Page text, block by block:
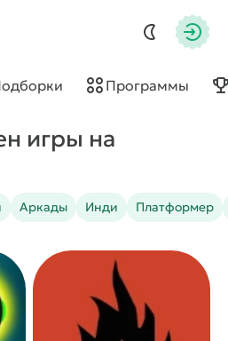
Программы
игры на
Аркады Инди Платформер